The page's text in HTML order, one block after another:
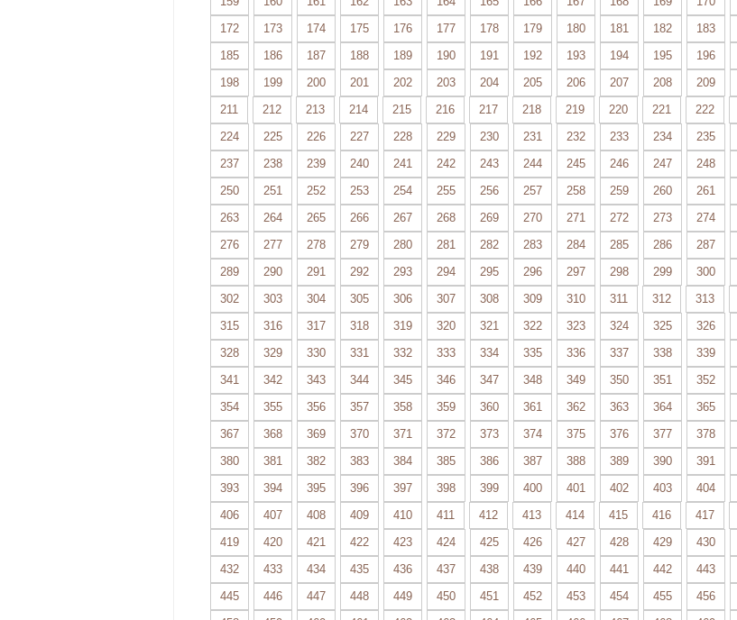
172
173 174 175 176 177 178 179 180 181 182 183
185
186 187 188 189 190 191 192 193 194 195 196
198
199 200 201 202 203 204 205 206 207 208 209
211
212 213 214 215 216 217 218 219 220 221 222
224
225 226 227 228 229 230 231 232 233 234 235
237
238 239 240 241 242 243 244 245 246 247 248
250
251 252 253 254 255 256 257 258 259 260 261
263
264 265 266 267 268 269 270 271 272 273 274
276
277 278 279 280 281 282 283 284 285 286 287
289
290 291 292 293 294 295 296 297 298 299 300
302
303 304 305 306 307 308 309 310 311 312 313
315
316 317 318 319 320 321 322 323 324 325 326
328
329 330 331 332 333 334 335 336 337 338 339
341
342 343 344 345 346 347 348 349 350 351 352
354
355 356 357 358 359 360 361 362 363 364 365
367
368 369 370 371 372 373 374 375 376 377 378
380
381 382 383 384 385 386 387 388 389 390 391
393
394 395 396 397 398 399 400 401 402 403 404
406
407 408 409 410 411 412 413 414 415 416 417
419
420 421 422 423 424 425 426 427 428 429 430
432
433 434 435 436 437 438 439 440 441 442 443
445
446 447 448 449 450 451 452 453 454 455 456